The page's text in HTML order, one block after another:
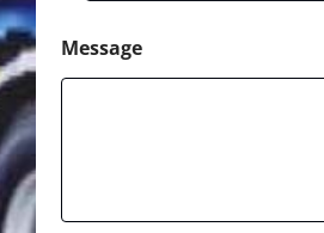
Message